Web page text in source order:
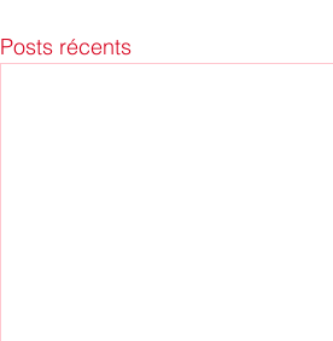
Posts récents